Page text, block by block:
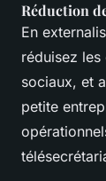
Réduction
En
réduisez
sociaux, et
petite